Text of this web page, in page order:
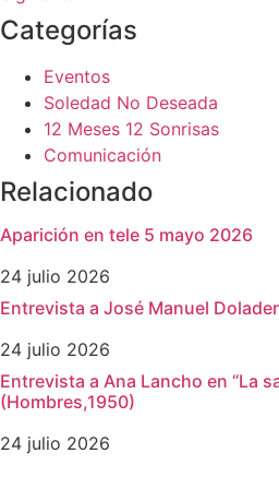
Categorías
Eventos
Soledad No Deseada
12 Meses 12 Sonrisas
Comunicación
Relacionado
Aparición en tele 5 mayo 2026
24 julio 2026
Entrevista a José Manuel
24 julio 2026
Entrevista a Ana Lancho en “La
(Hombres,1950)
24 julio 2026